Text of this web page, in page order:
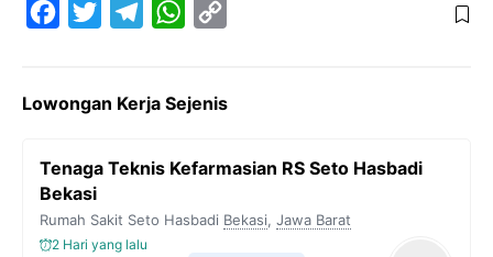
e
o
k
t
e
e
r
a
m
W
t
A
p
y
i
n
Lowongan Kerja Sejenis
Tenaga Teknis Kefarmasian RS Seto Hasbadi
Bekasi
Rumah Sakit Seto Hasbadi Bekasi, Jawa Barat
2 Hari yang lalu